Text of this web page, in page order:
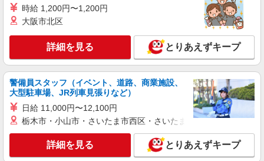
時給 1,200円〜1,200円
大阪市北区
詳細を見る とりあえずキープ
警備員スタッフ（イベント、道路、商業施設、
大型駐車場、JR列車見張りなど）
日給 11,000円〜12,100円
栃木市・小山市・さいたま市西区・さいたま市岩槻区・久喜市・
詳細を見る とりあえずキープ